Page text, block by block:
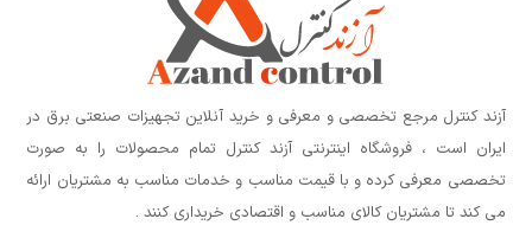
آزند کنترل مرجع تخصصی و معرفی و خرید آنلاین تجهیزات صنعتی برق در
ایران است ، فروشگاه اینترنتی آزند کنترل تمام محصولات را به صورت
تخصصی معرفی کرده و با قیمت مناسب و خدمات مناسب به مشتریان ارائه
می کند تا مشتریان کالای مناسب و اقتصادی خریداری کنند .